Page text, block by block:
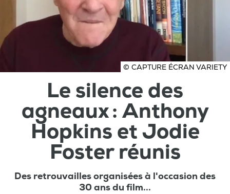
© CAPTURE ÉCRAN VARIETY
Le silence des
agneaux : Anthony
Hopkins et Jodie
Foster réunis
Des retrouvailles organisées à l'occasion des
30 ans du film...